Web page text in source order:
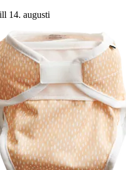
14. augusti